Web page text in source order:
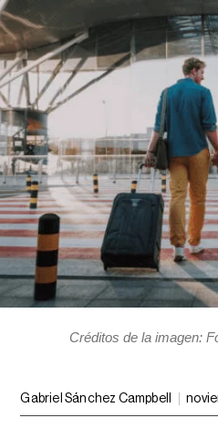
Créditos de la imagen:
Gabriel Sánchez Campbell